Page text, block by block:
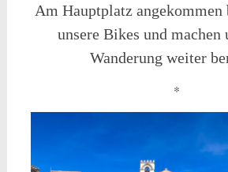
Am Hauptplatz
unsere Bikes und machen
Wanderung weiter
*